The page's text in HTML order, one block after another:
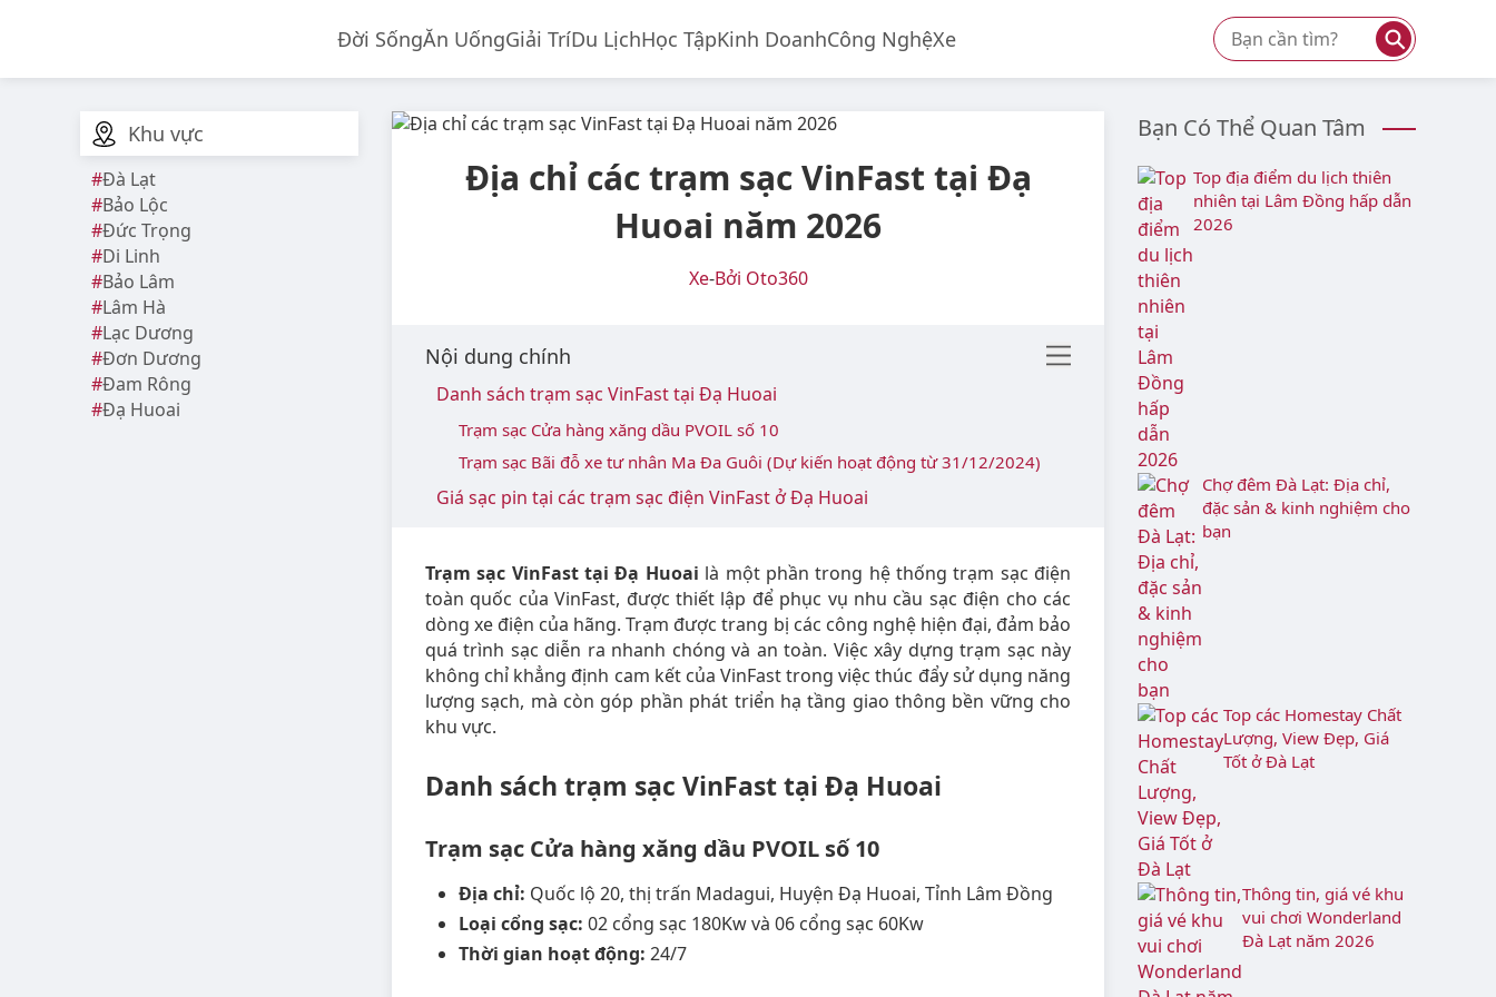
Đời SốngĂn UốngGiải TríDu LịchHọc TậpKinh DoanhCông NghệXe ⚲
Khu vực
Đà Lạt
Bảo Lộc
Đức Trọng
Di Linh
Bảo Lâm
Lâm Hà
Lạc Dương
Đơn Dương
Đam Rông
Đạ Huoai
Địa chỉ các trạm sạc VinFast tại Đạ
Huoai năm 2026
Xe-Bởi Oto360
Nội dung chính
Danh sách trạm sạc VinFast tại Đạ Huoai
Trạm sạc Cửa hàng xăng dầu PVOIL số 10
Trạm sạc Bãi đỗ xe tư nhân Ma Đa Guôi (Dự kiến hoạt động từ 31/12/2024)
Giá sạc pin tại các trạm sạc điện VinFast ở Đạ Huoai
Trạm sạc VinFast tại Đạ Huoai là một phần trong hệ thống trạm sạc điện
toàn quốc của VinFast, được thiết lập để phục vụ nhu cầu sạc điện cho các
dòng xe điện của hãng. Trạm được trang bị các công nghệ hiện đại, đảm bảo
quá trình sạc diễn ra nhanh chóng và an toàn. Việc xây dựng trạm sạc này
không chỉ khẳng định cam kết của VinFast trong việc thúc đẩy sử dụng năng
lượng sạch, mà còn góp phần phát triển hạ tầng giao thông bền vững cho
khu vực.
Danh sách trạm sạc VinFast tại Đạ Huoai
Trạm sạc Cửa hàng xăng dầu PVOIL số 10
Địa chỉ: Quốc lộ 20, thị trấn Madagui, Huyện Đạ Huoai, Tỉnh Lâm Đồng
Loại cổng sạc: 02 cổng sạc 180Kw và 06 cổng sạc 60Kw
Thời gian hoạt động: 24/7
Bạn Có Thể Quan Tâm
Top địa điểm du lịch thiên
nhiên tại Lâm Đồng hấp dẫn
2026
Chợ đêm Đà Lạt: Địa chỉ,
đặc sản & kinh nghiệm cho
bạn
Top các Homestay Chất
Lượng, View Đẹp, Giá
Tốt ở Đà Lạt
Thông tin, giá vé khu
vui chơi Wonderland
Đà Lạt năm 2026